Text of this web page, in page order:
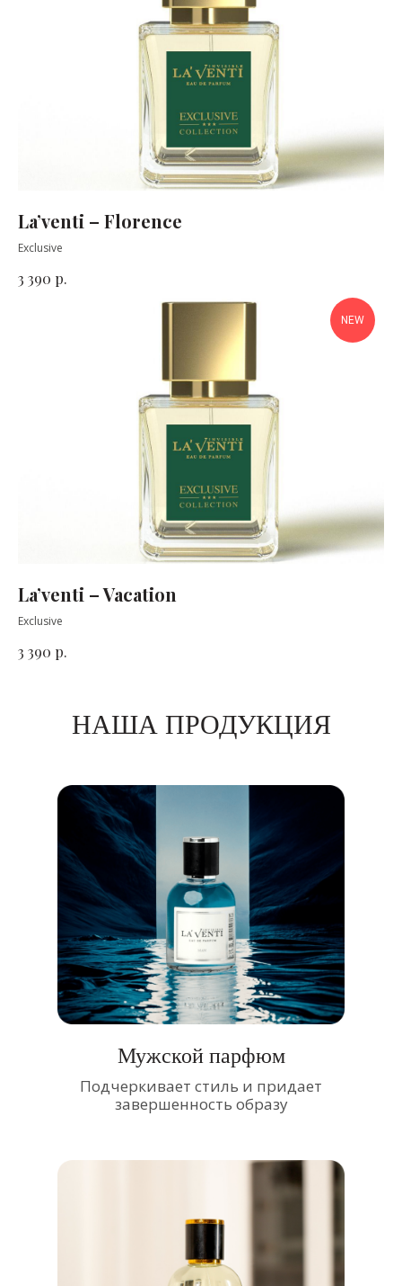
La’venti – Florence
Exclusive
3 390 р.
NEW
La’venti – Vacation
Exclusive
3 390 р.
НАША ПРОДУКЦИЯ
Мужской парфюм
Подчеркивает стиль и придает
завершенность образу